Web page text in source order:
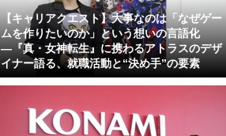
【キャリアクエスト】大事なのは「なぜゲー
ムを作りたいのか」という想いの言語化
―『真・女神転生』に携わるアトラスのデザ
イナー語る、就職活動と“決め手”の要素